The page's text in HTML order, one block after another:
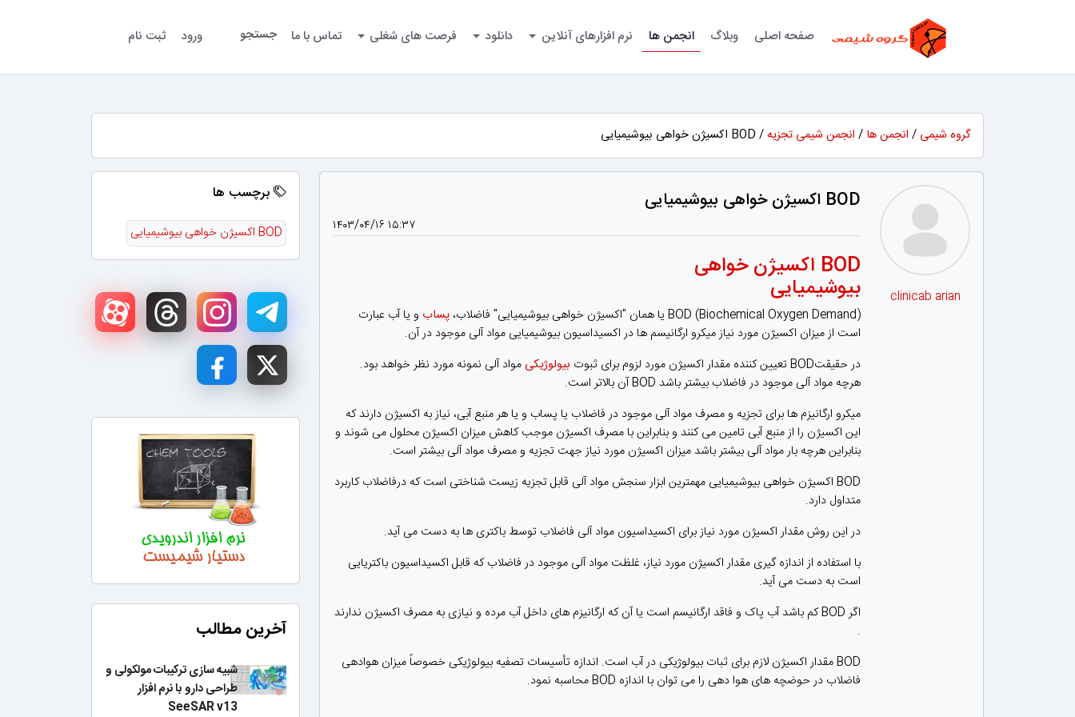
صفحه اصلی وبلاگ انجمن ها نرم افزارهای آنلاین دانلود فرصت های شغلی تماس با ما جستجو ورود ثبت نام
گروه شیمی / انجمن ها / انجمن شیمی تجزیه/ BOD اکسیژن خواهی بیوشیمیایی
clinicab arian
BOD اکسیژن خواهی بیوشیمیایی
۱۴۰۳/۰۴/۱۶ ۱۵:۳۷
BOD اکسیژن خواهی
بیوشیمیایی
(BOD (Biochemical Oxygen Demand یا همان "اکسیژن خواهی بیوشیمیایی" فاضلاب، پساب و یا آب عبارت
است از میزان اکسیژن مورد نیاز میکرو ارگانیسم ها در اکسیداسیون بیوشیمیایی مواد آلی موجود در آن.
در حقیقتBODتعیین کننده مقدار اکسیژن مورد لزوم برای ثبوت بیولوژیکی مواد آلی نمونه مورد نظر خواهد بود.
هرچه مواد آلی موجود در فاضلاب بیشتر باشد BOD آن بالاتر است.
میكرو ارگانیزم ها برای تجزیه و مصرف مواد آلی موجود در فاضلاب یا پساب و یا هر منبع آبی، نیاز به اكسیژن دارند كه
این اكسیژن را از منبع آبی تامین می كنند و بنابراین با مصرف اكسیژن موجب كاهش میزان اكسیژن محلول می شوند و
بنابراین هرچه بار مواد آلی بیشتر باشد میزان اكسیژن مورد نیاز جهت تجزیه و مصرف مواد آلی بیشتر است.
BOD اکسیژن خواهی بیوشیمیایی مهمترین ابزار سنجش مواد آلی قابل تجزیه زیست شناختی است كه درفاضلاب كاربرد
متداول دارد.
در این روش مقدار اكسیژن مورد نیاز برای اكسیداسیون مواد آلی فاضلاب توسط باكتری ها به دست می آید.
با استفاده از اندازه گیری مقدار اكسیژن مورد نیاز، غلظت مواد آلی موجود در فاضلاب كه قابل اكسیداسیون باكتریایی
است به دست می آید.
اگر BOD کم باشد آب پاک و فاقد ارگانیسم است یا آن که ارگانیزم های داخل آب مرده و نیازی به مصرف اکسیژن ندارند
.
BOD مقدار اکسیژن لازم برای ثبات بیولوژیکی در آب است. اندازه تأسیسات تصفیه بیولوژیکی خصوصاً میزان هوادهی
فاضلاب در حوضچه های هوا دهی را می توان با اندازه BOD محاسبه نمود.
برچسب ها
BOD اکسیژن خواهی بیوشیمیایی
آخرین مطالب
شبیه سازی ترکیبات مولکولی و
طراحی دارو با نرم افزار
SeeSAR v13